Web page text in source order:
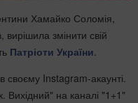
Хамайко Соломія,
вирішила змінити свій
Патріоти України
своєму Instagram-акаунті.
Вихідний" на каналі "1+1"